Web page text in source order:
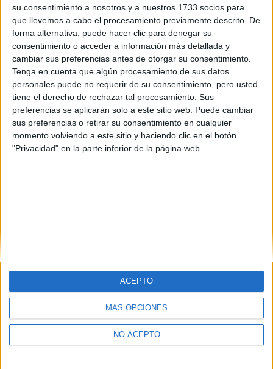
su consentimiento a nosotros y a nuestros 1733 socios para
que llevemos a cabo el procesamiento previamente descrito. De
forma alternativa, puede hacer clic para denegar su
consentimiento o acceder a información más detallada y
cambiar sus preferencias antes de otorgar su consentimiento.
Tenga en cuenta que algún procesamiento de sus datos
personales puede no requerir de su consentimiento, pero usted
tiene el derecho de rechazar tal procesamiento. Sus
preferencias se aplicarán solo a este sitio web. Puede cambiar
sus preferencias o retirar su consentimiento en cualquier
momento volviendo a este sitio y haciendo clic en el botón
"Privacidad" en la parte inferior de la página web.
MÁS OPCIONES
NO ACEPTO
ACEPTO
Pídeles información ¡GRATIS!
Seleccionar por provincia
Álava(1)
Barcelona(1)
A Coruña(1)
Madrid(3)
La Rioja(1)
Santa Cruz de Tenerife(1)
Quiénes somos|Contactar|
Aviso legal|Politica de privacidad|Condiciones generales|Política
de cookies
© 2003-2026Compás Mediterráneo S.L.- Diego de León 47 - 28006